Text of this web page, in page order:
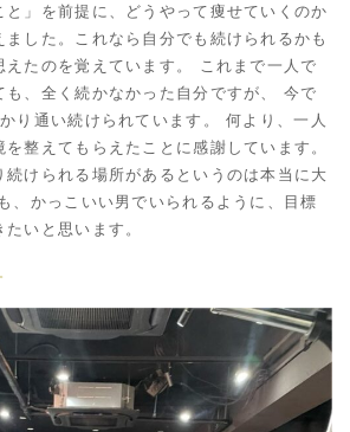
と」を前提に、どうやって痩せていくのか
した。これなら自分でも続けられるかも
えたのを覚えています。 これまで一人で
も、全く続かなかった自分ですが、 今で
り通い続けられています。 何より、一人
整えてもらえたことに感謝しています。
続けられる場所があるというのは本当に大
、かっこいい男でいられるように、目標
いと思います。